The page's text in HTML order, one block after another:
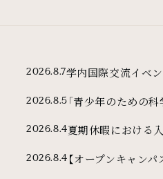
2026.8.7学内国際交流イベン
2026.8.5 「青少年のための
2026.8.4夏期休暇における
2026.8.4 【オープンキャンパ